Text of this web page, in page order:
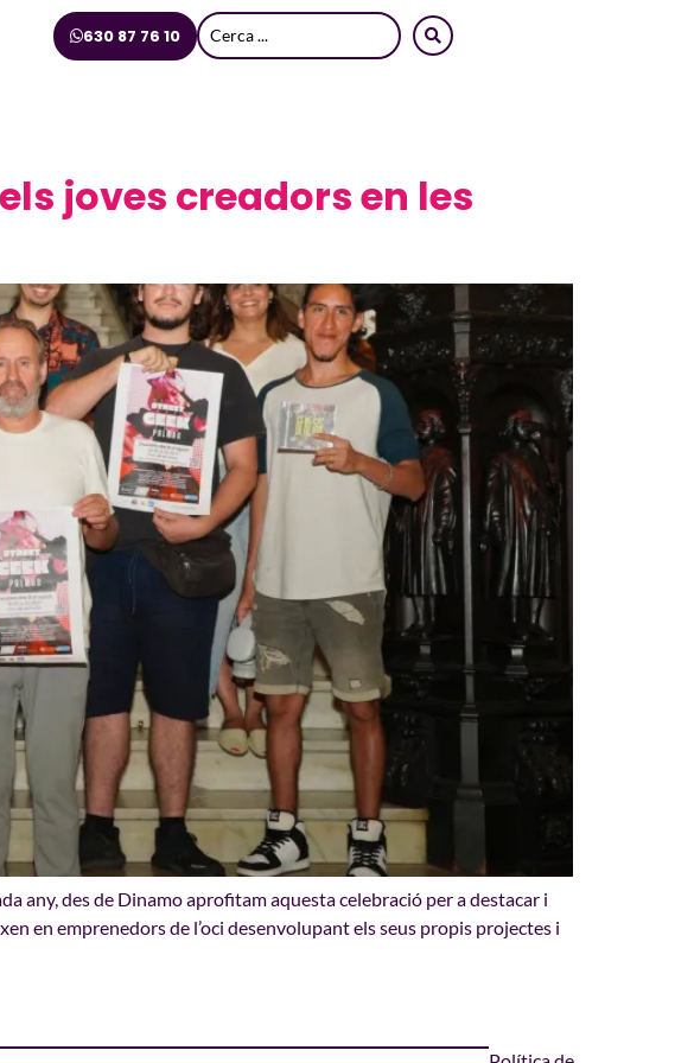
630 87 76 10
joves creadors en les
any, des de Dinamo aprofitam aquesta celebració per a destacar i
en emprenedors de l’oci desenvolupant els seus propis projectes i